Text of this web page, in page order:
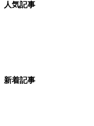
人気記事
新着記事